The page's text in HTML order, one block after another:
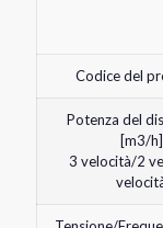
Codice del
Potenza del
[m3/h]
3 velocità/2